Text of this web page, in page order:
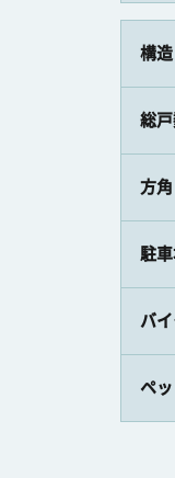
構造
総
方角
駐
バ
ペッ